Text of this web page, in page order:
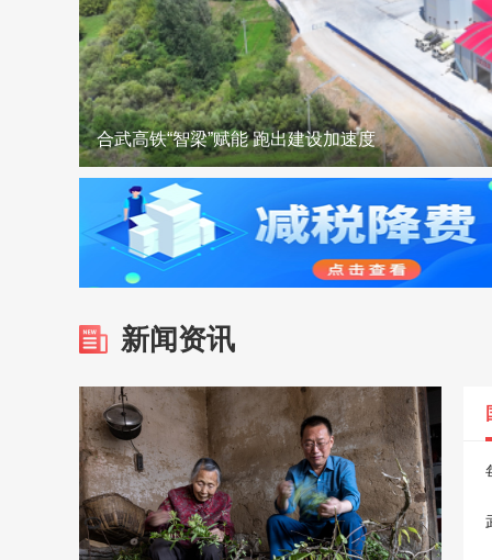
麻城城区开放6处清凉驿站 打造清凉“避风港”
优服务 强保障 全力护航暑期驾考高峰
裴永波走访慰问驻麻武警官兵
合武高铁“智梁”赋能 跑出建设加速度
双喜临门！麻城入选全国蔬菜大县+花鼓戏登上省
汪国兵慰问市人武部官兵和驻麻部队
新闻资讯